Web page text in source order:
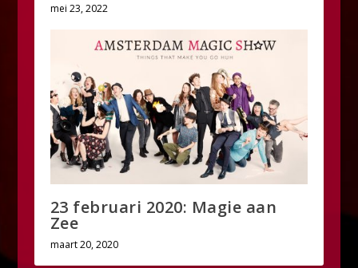
mei 23, 2022
23 februari 2020: Magie aan
Zee
maart 20, 2020